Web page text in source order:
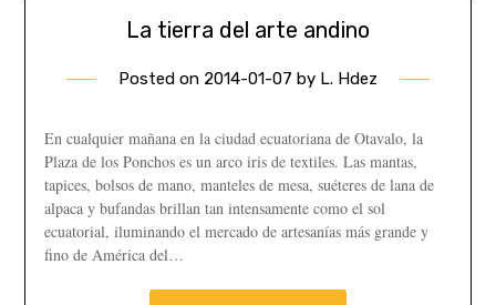
La tierra del arte andino
Posted on 2014-01-07 by L. Hdez
En cualquier mañana en la ciudad ecuatoriana de Otavalo, la
Plaza de los Ponchos es un arco iris de textiles. Las mantas,
tapices, bolsos de mano, manteles de mesa, suéteres de lana de
alpaca y bufandas brillan tan intensamente como el sol
ecuatorial, iluminando el mercado de artesanías más grande y
fino de América del…